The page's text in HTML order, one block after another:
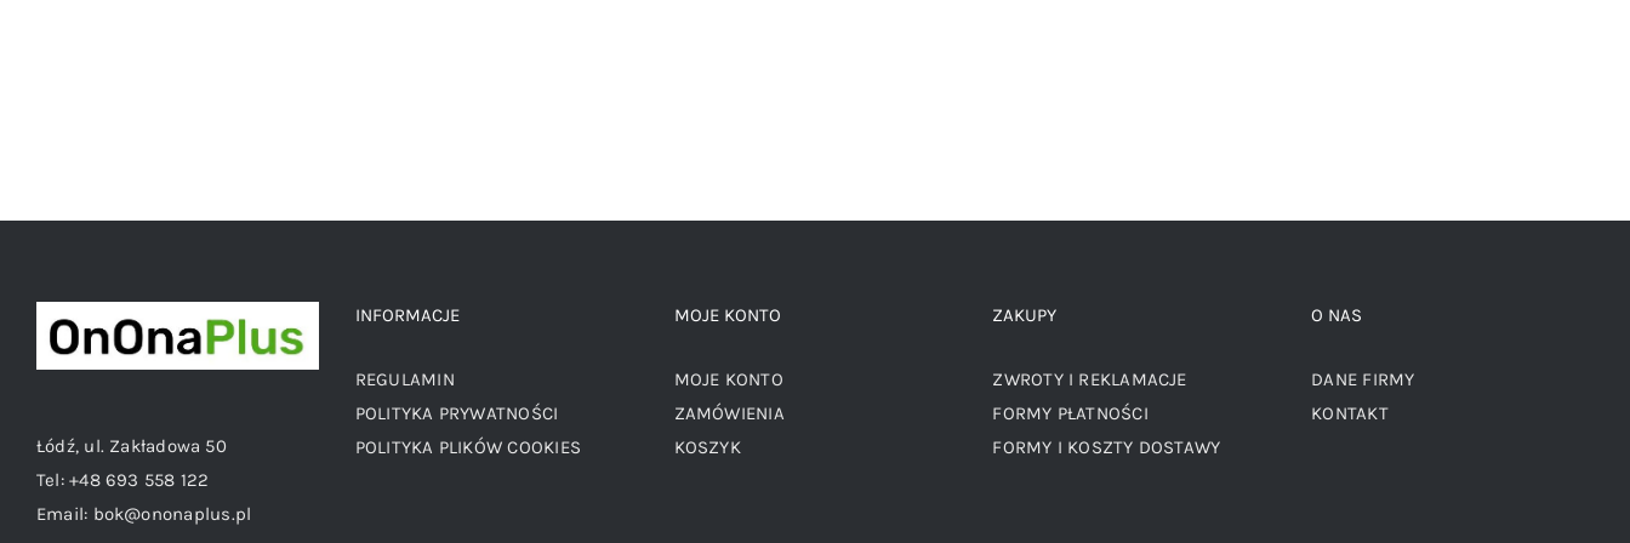
Łódź, ul. Zakładowa 50
Tel:+48 693 558 122
Email: bok@ononaplus.pl
INFORMACJE
REGULAMIN
POLITYKA PRYWATNOŚCI
POLITYKA PLIKÓW COOKIES
MOJE KONTO
MOJE KONTO
ZAMÓWIENIA
KOSZYK
ZAKUPY
ZWROTY I REKLAMACJE
FORMY PŁATNOŚCI
FORMY I KOSZTY DOSTAWY
O NAS
DANE FIRMY
KONTAKT